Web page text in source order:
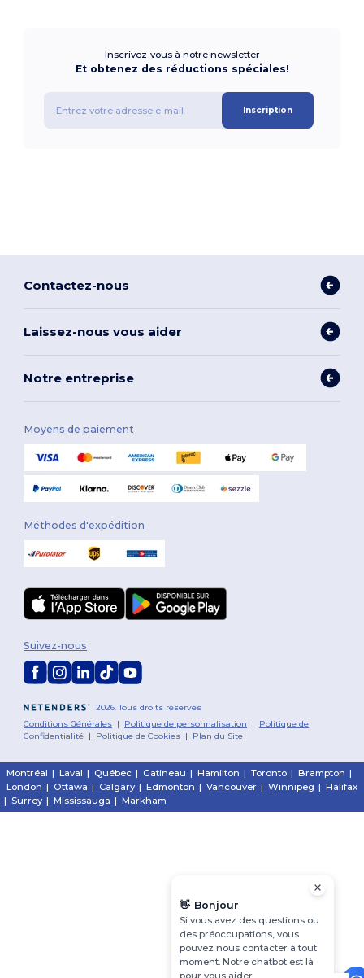
Inscrivez-vous à notre newsletter
Et obtenez des réductions spéciales!
Inscription
Contactez-nous
Laissez-nous vous aider
Notre entreprise
Moyens de paiement
Méthodes d'expédition
2026. Tous droits réservés
Conditions Générales | Politique de personnalisation | Politique de
Confidentialité | Politique de Cookies | Plan du Site
Suivez-nous
Montréal | Laval | Québec | Gatineau | Hamilton | Toronto | Brampton |
London | Ottawa | Calgary | Edmonton | Vancouver | Winnipeg | Halifax
| Surrey | Mississauga | Markham
👋 Bonjour
Si vous avez des questions ou
des préoccupations, vous
pouvez nous contacter à tout
moment. Notre chatbot est là
pour vous aider.